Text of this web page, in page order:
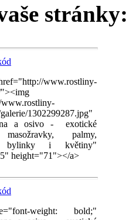
stránky:
www.rostliny-
"><img
galerie/1302299287.jpg"
a osivo - exotické
palmy,
bylinky i květiny"
height="71"></a>
weight: bold;"